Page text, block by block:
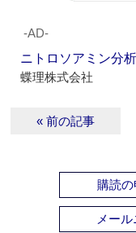
‐AD‐
ニトロソアミン分
蝶理株式会社
« 前の記事
購読の
メー